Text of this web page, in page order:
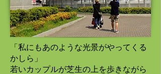
「 私にもあのような光景がやってくる
かしら」
若いカップルが芝生の上を歩きながら